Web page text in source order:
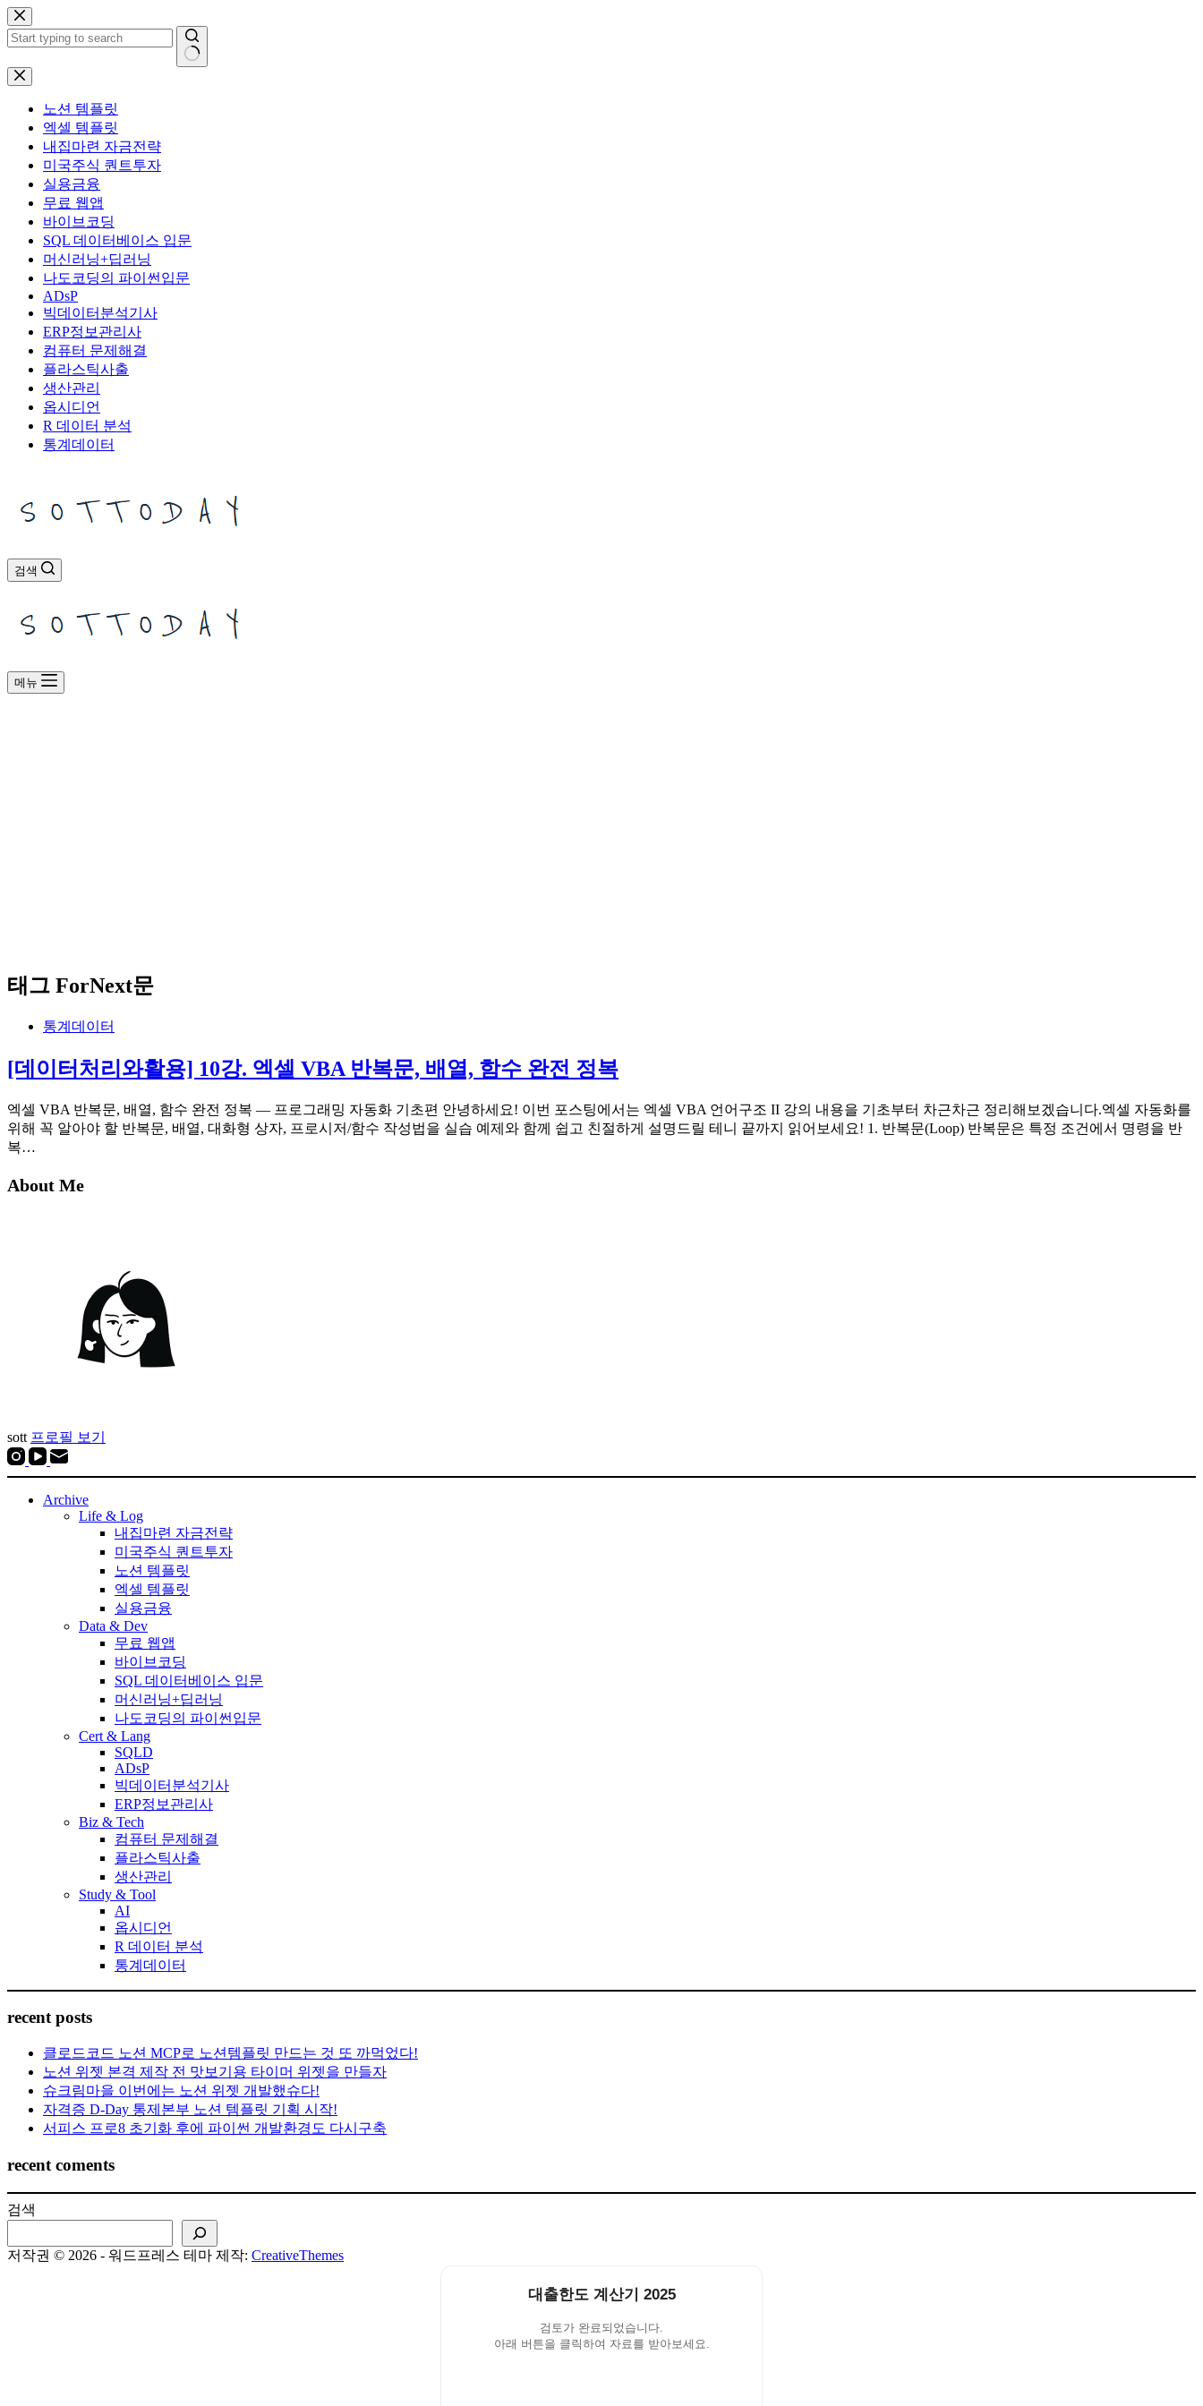
본
문
으
로
건
결
노션 템플릿
엑셀 템플릿
내집마련 자금전략
미국주식 퀀트투자
실용금융
무료 웹앱
바이브코딩
SQL 데이터베이스 입문
머신러닝+딥러닝
나도코딩의 파이썬입문
ADsP
빅데이터분석기사
ERP정보관리사
컴퓨터 문제해결
플라스틱사출
생산관리
옵시디언
R 데이터 분석
통계데이터
검색
메뉴
태그 ForNext문
통계데이터
[데이터처리와활용] 10강. 엑셀 VBA 반복문, 배열, 함수 완전 정복
엑셀 VBA 반복문, 배열, 함수 완전 정복 — 프로그래밍 자동화 기초편 안녕하세요! 이번 포스팅에서는 엑셀 VBA 언어구조 II 강의 내용을 기초부터 차근차근 정리해보겠습니다.엑셀 자동화를
위해 꼭 알아야 할 반복문, 배열, 대화형 상자, 프로시저/함수 작성법을 실습 예제와 함께 쉽고 친절하게 설명드릴 테니 끝까지 읽어보세요! 1. 반복문(Loop) 반복문은 특정 조건에서 명령을 반
복…
About Me
sott 프로필 보기
Archive
Life & Log
내집마련 자금전략
미국주식 퀀트투자
노션 템플릿
엑셀 템플릿
실용금융
Data & Dev
무료 웹앱
바이브코딩
SQL 데이터베이스 입문
머신러닝+딥러닝
나도코딩의 파이썬입문
Cert & Lang
SQLD
ADsP
빅데이터분석기사
ERP정보관리사
Biz & Tech
컴퓨터 문제해결
플라스틱사출
생산관리
Study & Tool
AI
옵시디언
R 데이터 분석
통계데이터
recent posts
클로드코드 노션 MCP로 노션템플릿 만드는 것 또 까먹었다!
노션 위젯 본격 제작 전 맛보기용 타이머 위젯을 만들자
슈크림마을 이번에는 노션 위젯 개발했슈다!
자격증 D-Day 통제본부 노션 템플릿 기획 시작!
서피스 프로8 초기화 후에 파이썬 개발환경도 다시구축
recent coments
검색
저작권 © 2026 - 워드프레스 테마 제작: CreativeThemes
대출한도 계산기 2025
검토가 완료되었습니다.
아래 버튼을 클릭하여 자료를 받아보세요.